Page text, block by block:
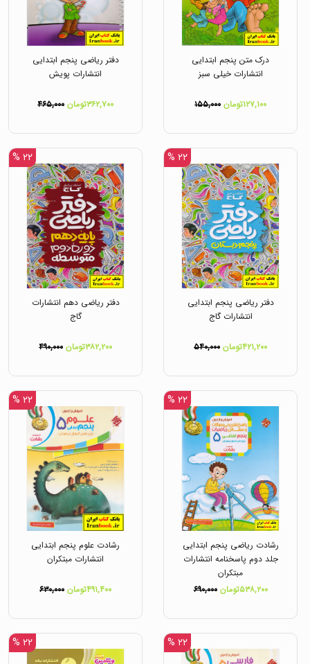
درک متن پنجم ابتدایی
انتشارات خیلی سبز
۱۲۷,۱۰۰تومان ۱۵۵,۰۰۰
دفتر ریاضی پنجم ابتدایی
انتشارات پویش
۳۶۲,۷۰۰تومان ۴۶۵,۰۰۰
۲۲ %
دفتر ریاضی پنجم ابتدایی
انتشارات گاج
۴۲۱,۲۰۰تومان ۵۴۰,۰۰۰
۲۲ %
دفتر ریاضی دهم انتشارات
گاج
۳۸۲,۲۰۰تومان ۴۹۰,۰۰۰
۲۲ %
رشادت ریاضی پنجم ابتدایی
جلد دوم پاسخنامه انتشارات
مبتکران
۵۳۸,۲۰۰تومان
۶۹۰,۰۰۰
۲۲ %
رشادت علوم پنجم ابتدایی
انتشارات مبتکران
۴۹۱,۴۰۰تومان ۶۳۰,۰۰۰
۲۲ % ۲۲ %